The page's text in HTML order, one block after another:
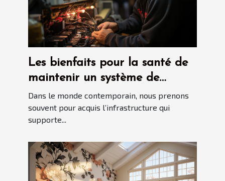
Les bienfaits pour la santé de
maintenir un système de
plomberie propre avec le
débouchage d'urgence
Dans le monde contemporain, nous prenons
souvent pour acquis l’infrastructure qui
supporte...